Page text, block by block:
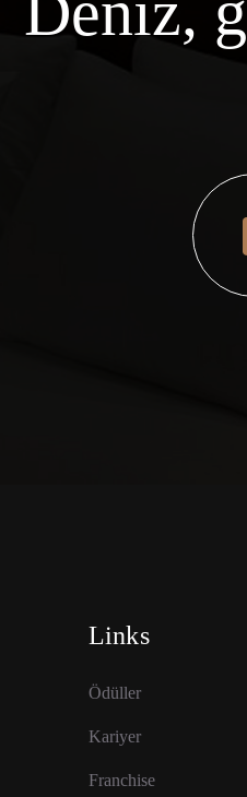
Links
Ödüller
Kariyer
Franchise